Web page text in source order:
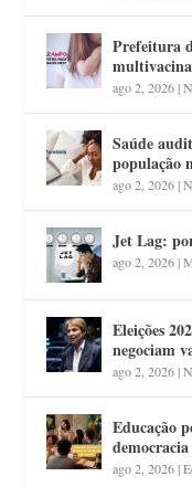
Prefeitura
ago 2, 2026|
Saúde
população
ago 2, 2026|
Jet Lag:
ago 2, 2026|
Eleições
negociam
ago 2, 2026|
Educação
ago 2, 2026|